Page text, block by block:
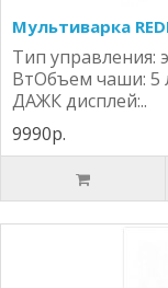
Мультиварка
Тип управления:
ВтОбъем чаши: 5
ДАЖК дисплей:..
9990р.